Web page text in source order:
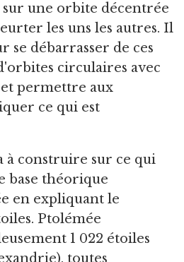
sur une orbite décentrée
les uns les autres. Il
se débarrasser de ces
circulaires avec
permettre aux
ce qui est
à construire sur ce qui
base théorique
en expliquant le
Ptolémée
1 022 étoiles
toutes